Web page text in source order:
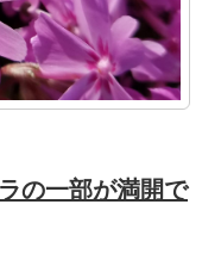
の一部が満開で